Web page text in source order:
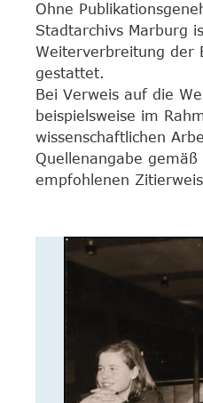
Ohne
Stadtarchivs Marburg
Weiterverbreitung der
gestattet.
Bei Verweis auf die
beispielsweise im
wissenschaftlichen
Quellenangabe
empfohlenen